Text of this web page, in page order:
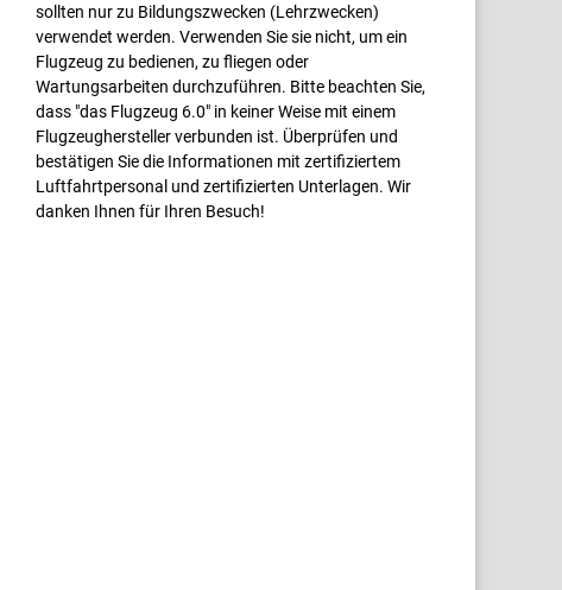
sollten nur zu Bildungszwecken (Lehrzwecken)
verwendet werden. Verwenden Sie sie nicht, um ein
Flugzeug zu bedienen, zu fliegen oder
Wartungsarbeiten durchzuführen. Bitte beachten Sie,
dass "das Flugzeug 6.0" in keiner Weise mit einem
Flugzeughersteller verbunden ist. Überprüfen und
bestätigen Sie die Informationen mit zertifiziertem
Luftfahrtpersonal und zertifizierten Unterlagen. Wir
danken Ihnen für Ihren Besuch!